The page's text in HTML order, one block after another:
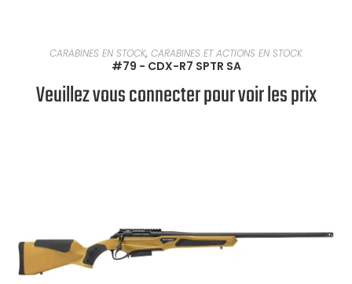
EN SAVOIR PLUS
CARABINES EN STOCK, CARABINES ET ACTIONS EN STOCK
#79 - CDX-R7 SPTR SA
Veuillez vous connecter pour voir les prix